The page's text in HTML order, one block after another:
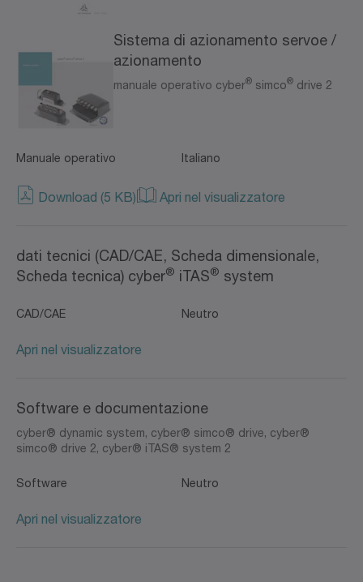
Sistema di azionamento servoe /
azionamento
manuale operativo cyber® simco® drive 2
Manuale operativo Italiano
Download (5 KB) Apri nel visualizzatore
dati tecnici (CAD/CAE, Scheda dimensionale,
Scheda tecnica) cyber® iTAS® system
CAD/CAE Neutro
Apri nel visualizzatore
Software e documentazione
cyber® dynamic system, cyber® simco® drive, cyber®
simco® drive 2, cyber® iTAS® system 2
Software Neutro
Apri nel visualizzatore